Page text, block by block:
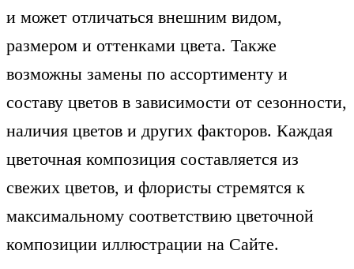
и может отличаться внешним видом,
размером и оттенками цвета. Также
возможны замены по ассортименту и
составу цветов в зависимости от сезонности,
наличия цветов и других факторов. Каждая
цветочная композиция составляется из
свежих цветов, и флористы стремятся к
максимальному соответствию цветочной
композиции иллюстрации на Сайте.